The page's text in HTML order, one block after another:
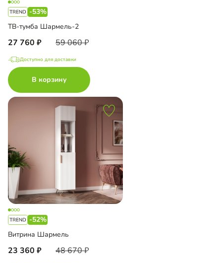
-53%
ТВ-тумба Шармель-2
27 760 59 060
Доступно для доставки
В корзину
-52%
Витрина Шармель
23 360 48 670